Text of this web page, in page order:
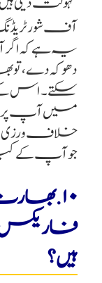
آف شور
یہ ہے کہ
دھوکہ دے، تو
سکتے۔ اس
خلاف ورزی
جو آپ کے
۱۰.
فاریکس
ہیں؟